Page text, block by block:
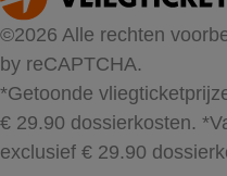
©2026 Alle rechten
by reCAPTCHA.
*Getoonde
€ 29.90 dossierkosten.
exclusief € 29.90